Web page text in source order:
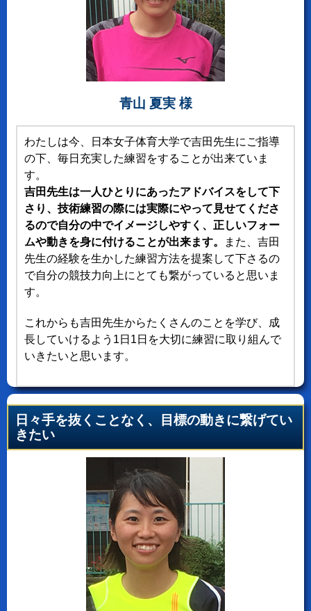
青山 夏実 様
わたしは今、日本女子体育大学で吉田先生にご指導
の下、毎日充実した練習をすることが出来ていま
す。
吉田先生は一人ひとりにあったアドバイスをして下
さり、技術練習の際には実際にやって見せてくださ
るので自分の中でイメージしやすく、正しいフォー
ムや動きを身に付けることが出来ます。
また、吉田
先生の経験を生かした練習方法を提案して下さるの
で自分の競技力向上にとても繋がっていると思いま
す。
これからも吉田先生からたくさんのことを学び、成
長していけるよう1日1日を大切に練習に取り組んで
いきたいと思います。
日々手を抜くことなく、目標の動きに繋げてい
きたい